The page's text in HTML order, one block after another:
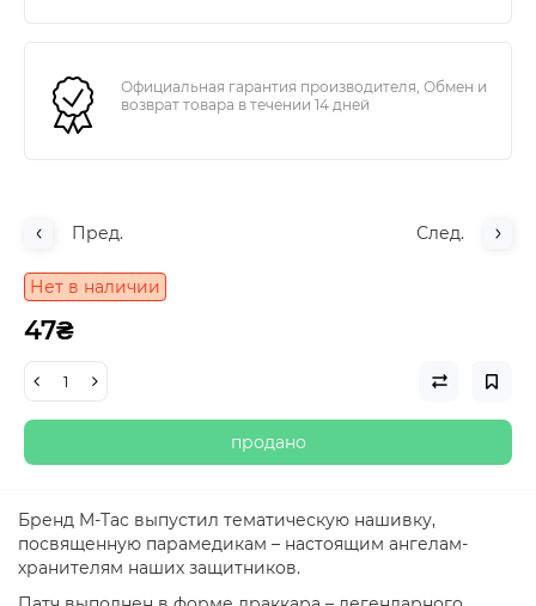
Официальная гарантия производителя, Обмен и
возврат товара в течении 14 дней
Пред. След.
Нет в наличии
47₴
продано
Бренд M-Tac выпустил тематическую нашивку,
посвященную парамедикам – настоящим ангелам-
хранителям наших защитников.